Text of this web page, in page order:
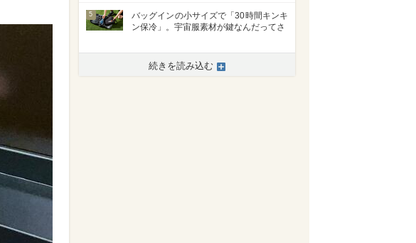
5
バッグインの小サイズで「30時間キンキ
ン保冷」。宇宙服素材が鍵なんだってさ
続きを読み込む